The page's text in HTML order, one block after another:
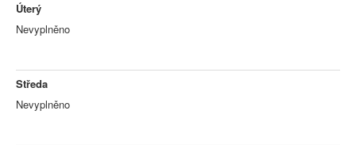
Úterý
Nevyplněno
Středa
Nevyplněno